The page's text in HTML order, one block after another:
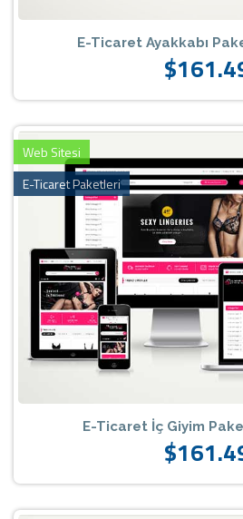
E-Ticaret Ayakkabı
Web Sitesi
E-Ticaret Paketleri
E-Ticaret İç Giyim